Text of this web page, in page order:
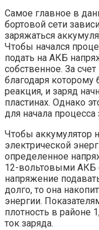
Самое главное в
бортовой сети
заряжаться
Чтобы начался
подать на АКБ
собственное. За счет
благодаря которому
реакция, и заряд
пластинах. Однако
для начала процесса
Чтобы аккумулятор
электрической
определенное
12-вольтовыми АКБ
напряжение
долго, то она
энергии.
плотность в районе
ток заряда.